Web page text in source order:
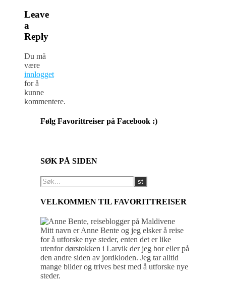
Leave
a
Reply
Du må
være
innlogget
for å
kunne
kommentere.
Følg Favorittreiser på Facebook :)
SØK PÅ SIDEN
VELKOMMEN TIL FAVORITTREISER
Mitt navn er Anne Bente og jeg elsker å reise
for å utforske nye steder, enten det er like
utenfor dørstokken i Larvik der jeg bor eller på
den andre siden av jordkloden. Jeg tar alltid
mange bilder og trives best med å utforske nye
steder.